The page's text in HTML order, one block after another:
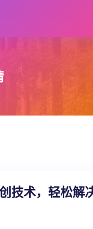
技术，轻松解